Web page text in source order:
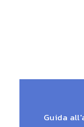
Guida